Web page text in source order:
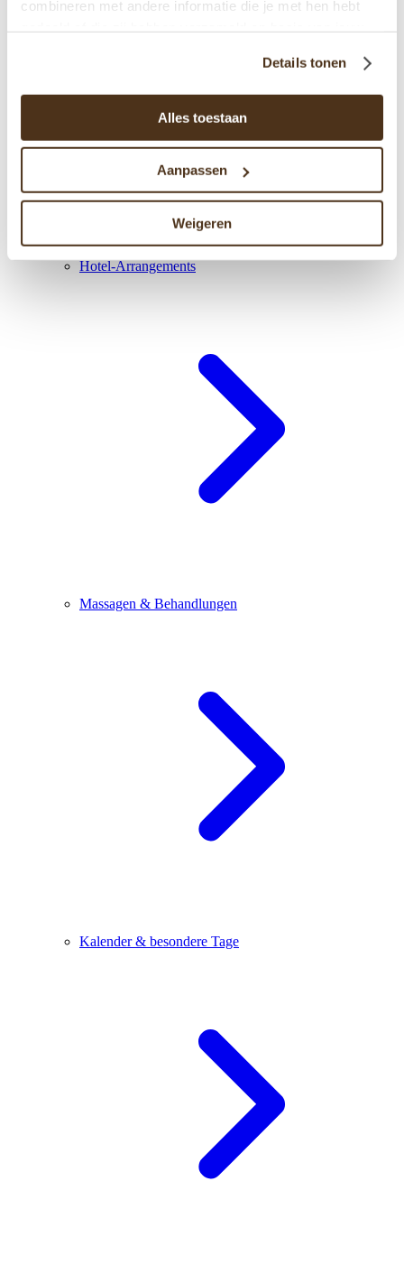
combineren met andere informatie die je met hen hebt
Details tonen
Alles toestaan
Aanpassen
Weigeren
Hotel-Arrangements
Massagen & Behandlungen
Kalender & besondere Tage